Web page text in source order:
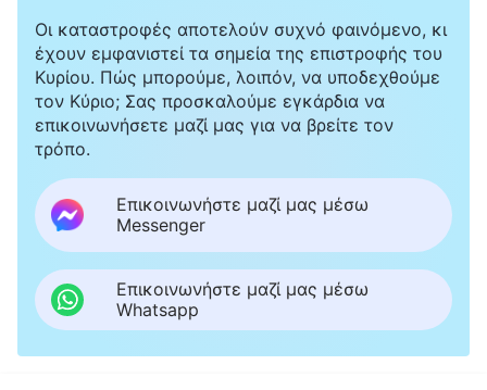
Οι καταστροφές αποτελούν συχνό φαινόμενο, κι
έχουν εμφανιστεί τα σημεία της επιστροφής του
Κυρίου. Πώς μπορούμε, λοιπόν, να υποδεχθούμε
τον Κύριο; Σας προσκαλούμε εγκάρδια να
επικοινωνήσετε μαζί μας για να βρείτε τον
τρόπο.
Επικοινωνήστε μαζί μας μέσω
Messenger
Επικοινωνήστε μαζί μας μέσω
Whatsapp